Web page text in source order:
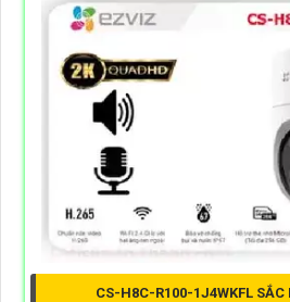
CS-H8C-R100-1J4WKFL SẮC